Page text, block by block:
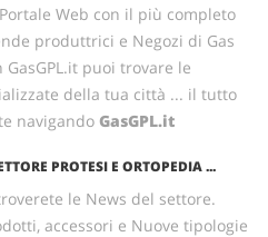
Web con il più completo
produttrici e Negozi di Gas
GasGPL.it puoi trovare le
della tua città ... il tutto
navigando GasGPL.it
PROTESI E ORTOPEDIA ...
le News del settore.
accessori e Nuove tipologie